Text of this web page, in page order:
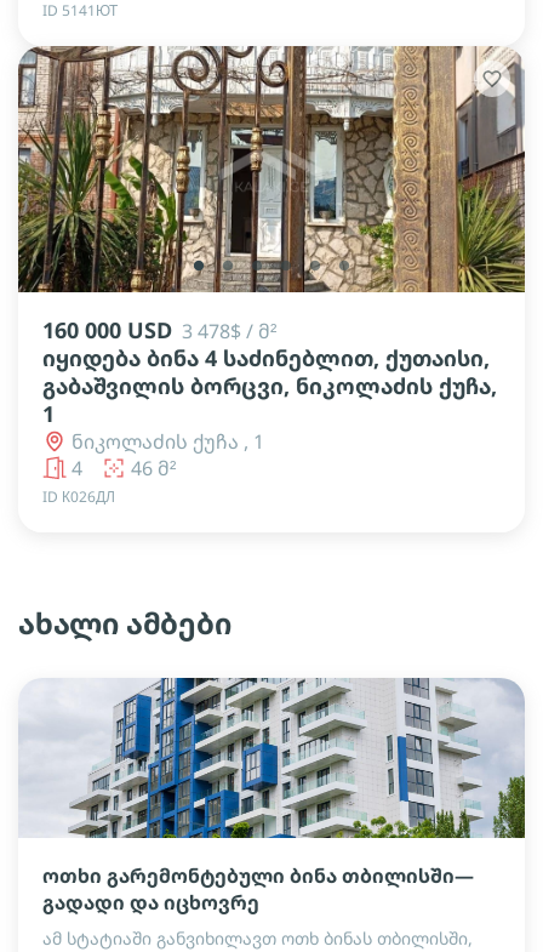
ID 5141ЮТ
lens lens lens lens lens lens
160 000 USD 3 478$ / მ²
იყიდება ბინა 4 საძინებლით, ქუთაისი,
გაბაშვილის ბორცვი, ნიკოლაძის ქუჩა,
1
ნიკოლაძის ქუჩა , 1
4
46 მ²
ID К026ДЛ
ახალი ამბები
ოთხი გარემონტებული ბინა თბილისში—
გადადი და იცხოვრე
ამ სტატიაში განვიხილავთ ოთხ ბინას თბილისში,